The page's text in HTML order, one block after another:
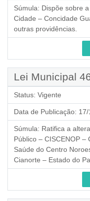
Súmula: Dispõe sobre
Cidade – Concidade
outras providências.
Lei Municipal
Status: Vigente
Data de Publicação:
Súmula: Ratifica a
Público – CISCENOP –
Saúde do Centro
Cianorte – Estado do